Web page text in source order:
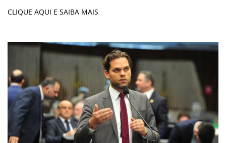
CLIQUE AQUI E SAIBA MAIS